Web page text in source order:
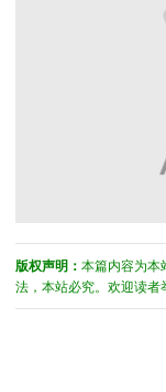
版权声明： 本篇内容为本
法，本站必究。欢迎读者